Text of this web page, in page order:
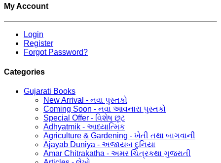
My Account
Login
Register
Forgot Password?
Categories
Gujarati Books
New Arrival - નવા પુસ્તકો
Coming Soon - નવા આવનારા પુસ્તકો
Special Offer - વિશેષ છૂટ
Adhyatmik - આધ્યાત્મિક
Agriculture & Gardening - ખેતી તથા બાગવાની
Ajayab Duniya - અજાયબ દુનિયા
Amar Chitrakatha - અમર ચિત્રકથા ગુજરાતી